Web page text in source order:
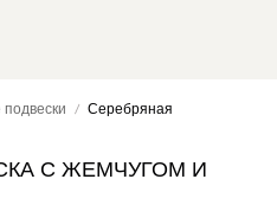
Серебряная
С ЖЕМЧУГОМ И